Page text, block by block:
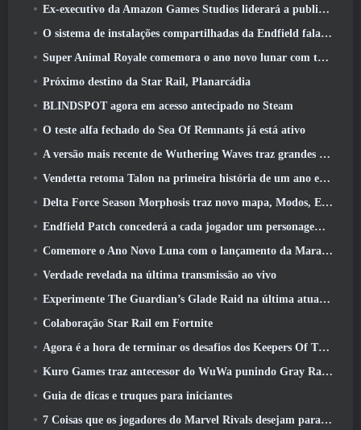
Ex-executivo da Amazon Games Studios liderará a publicação ocidental da Aion 2
O sistema de instalações compartilhadas da Endfield fala sobre os jogadores
Super Animal Royale comemora o ano novo lunar com três semanas de eventos de super cavalos
Próximo destino da Star Rail, Planarcádia
BLINDSPOT agora em acesso antecipado no Steam
O teste alfa fechado do Sea Of Remnants já está ativo
A versão mais recente de Wuthering Waves traz grandes quedas de conhecimento e mudanças na qualidade de vida
Vendetta retoma Talon na primeira história de um ano em Overwatch (Não “2”, A Blizzard está abandonando isso)
Delta Force Season Morphosis traz novo mapa, Modos, E melhorias solicitadas pelos jogadores
Endfield Patch concederá a cada jogador um personagem seis estrelas grátis de sua escolha
Comemore o Ano Novo Luna com o lançamento da Maravilha de Inverno de Palia: Atualização de Ano Novo de Riffrocin
Verdade revelada na última transmissão ao vivo
Experimente The Guardian’s Glade Raid na última atualização de Guild Wars 2 começando hoje
Colaboração Star Rail em Fortnite
Agora é a hora de terminar os desafios dos Keepers Of The Flame no Path Of Exile durante o Legacy Of Phrecia
Kuro Games traz antecessor do WuWa punindo Gray Raven para o Steam
Guia de dicas e truques para iniciantes
7 Coisas que os jogadores do Marvel Rivals desejam para o jogo 2026